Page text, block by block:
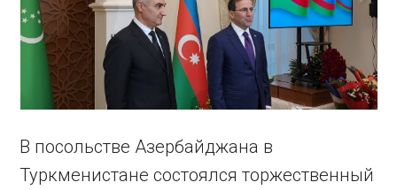
В посольстве Азербайджана в
Туркменистане состоялся торжественный